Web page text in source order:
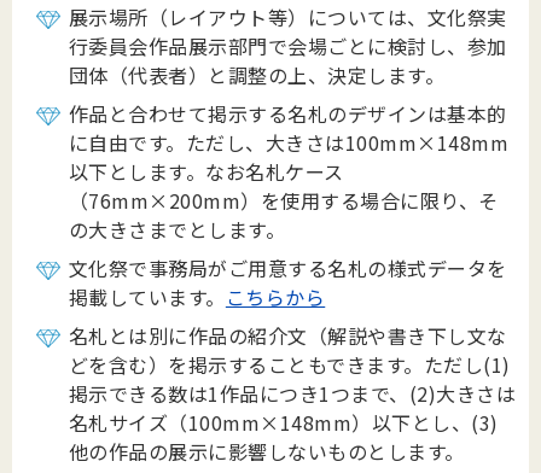
展示場所（レイアウト等）については、文化祭実
行委員会作品展示部門で会場ごとに検討し、参加
団体（代表者）と調整の上、決定します。
作品と合わせて掲示する名札のデザインは基本的
に自由です。ただし、大きさは100mm×148mm
以下とします。なお名札ケース
（76mm×200mm）を使用する場合に限り、そ
の大きさまでとします。
文化祭で事務局がご用意する名札の様式データを
掲載しています。 こちらから
名札とは別に作品の紹介文（解説や書き下し文な
どを含む）を掲示することもできます。ただし(1)
掲示できる数は1作品につき1つまで、(2)大きさは
名札サイズ（100mm×148mm）以下とし、(3)
他の作品の展示に影響しないものとします。